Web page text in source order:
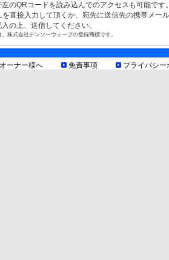
まで
まで
まで
まで
以上
のQRコードを読み込んでのアクセスも可能です
直接入力して頂くか、宛先に送信先の携帯メー
の上、送信してください。
株式会社デンソーウェーブの登録商標です。
ーナー様へ 免責事項 プライバシー